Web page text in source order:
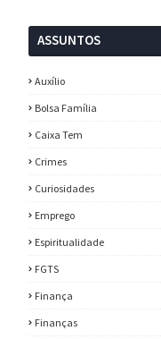
ASSUNTOS
Auxílio
Bolsa Família
Caixa Tem
Crimes
Curiosidades
Emprego
Espiritualidade
FGTS
Finança
Finanças